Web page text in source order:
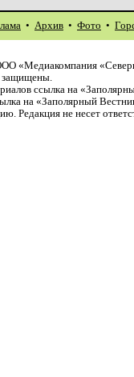
• Архив • Фото •
«Медиакомпания
защищены.
ссылка на
на «Заполярный
Редакция не несет